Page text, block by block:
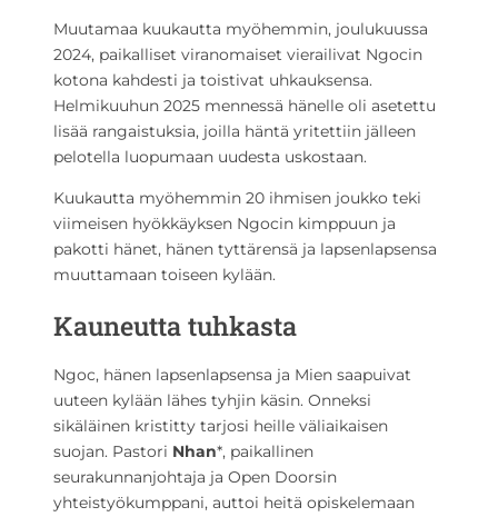
Muutamaa kuukautta myöhemmin, joulukuussa
2024, paikalliset viranomaiset vierailivat Ngocin
kotona kahdesti ja toistivat uhkauksensa.
Helmikuuhun 2025 mennessä hänelle oli asetettu
lisää rangaistuksia, joilla häntä yritettiin jälleen
pelotella luopumaan uudesta uskostaan.
Kuukautta myöhemmin 20 ihmisen joukko teki
viimeisen hyökkäyksen Ngocin kimppuun ja
pakotti hänet, hänen tyttärensä ja lapsenlapsensa
muuttamaan toiseen kylään.
Kauneutta tuhkasta
Ngoc, hänen lapsenlapsensa ja Mien saapuivat
uuteen kylään lähes tyhjin käsin. Onneksi
sikäläinen kristitty tarjosi heille väliaikaisen
suojan. Pastori Nhan*, paikallinen
seurakunnanjohtaja ja Open Doorsin
yhteistyökumppani, auttoi heitä opiskelemaan